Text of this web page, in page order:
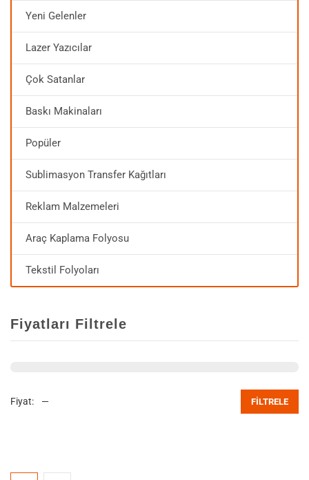
Yeni Gelenler
Lazer Yazıcılar
Çok Satanlar
Baskı Makinaları
Popüler
Sublimasyon Transfer Kağıtları
Reklam Malzemeleri
Araç Kaplama Folyosu
Tekstil Folyoları
Fiyatları Filtrele
FILTRELE
Fiyat: —